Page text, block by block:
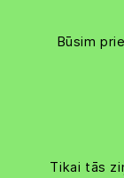
Būsim
Tikai tās